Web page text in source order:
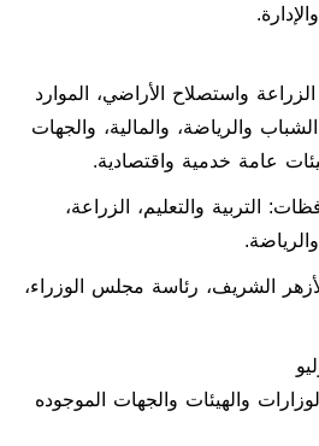
الزراعة واستصلاح الأراضي، الموارد
الشباب والرياضة، والمالية، والجهات
عامة خدمية واقتصادية.
التربية والتعليم، الزراعة،
الشريف، رئاسة مجلس الوزراء،
والهيئات والجهات الموجوده